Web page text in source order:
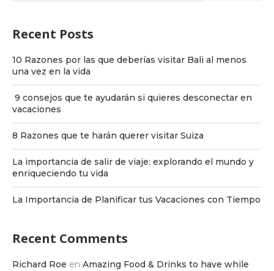
Recent Posts
10 Razones por las que deberías visitar Bali al menos
una vez en la vida
9 consejos que te ayudarán si quieres desconectar en
vacaciones
8 Razones que te harán querer visitar Suiza
La importancia de salir de viaje: explorando el mundo y
enriqueciendo tu vida
La Importancia de Planificar tus Vacaciones con Tiempo
Recent Comments
Richard Roe en Amazing Food & Drinks to have while